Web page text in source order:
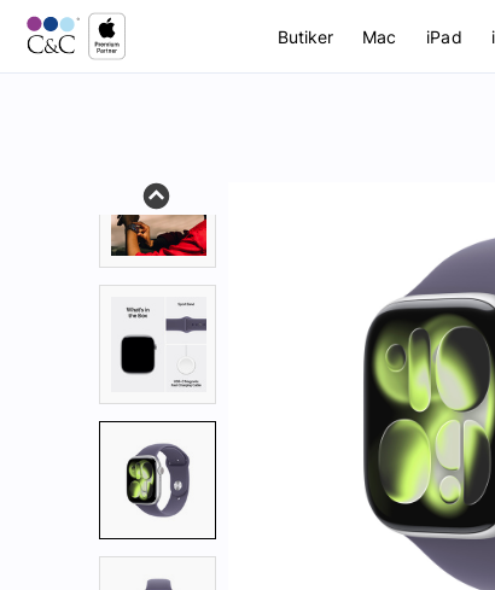
Butiker Mac iPad